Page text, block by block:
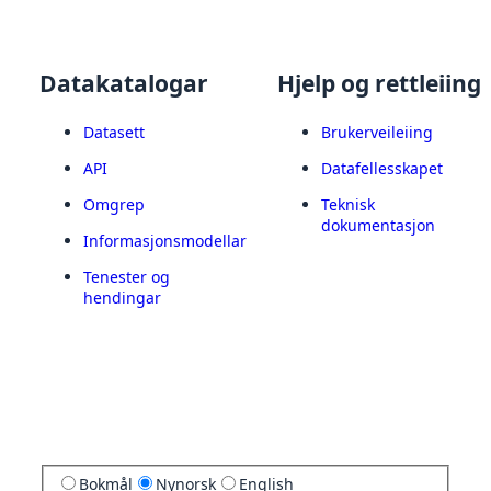
Datakatalogar
Datasett
API
Omgrep
Informasjonsmodellar
Tenester og
hendingar
Hjelp og rettleiing
Brukerveileiing
Datafellesskapet
Teknisk
dokumentasjon
Bokmål Nynorsk English